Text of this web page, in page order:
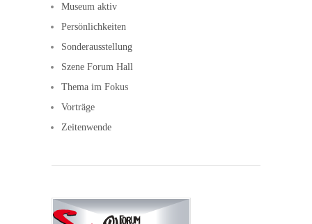
Museum aktiv
Persönlichkeiten
Sonderausstellung
Szene Forum Hall
Thema im Fokus
Vorträge
Zeitenwende